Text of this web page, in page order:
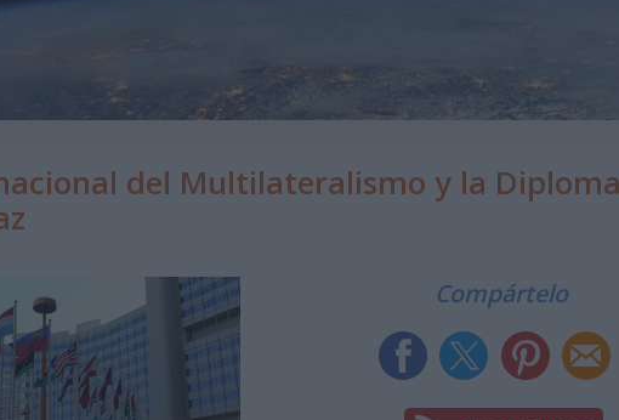
del Multilateralismo y la
Compártelo